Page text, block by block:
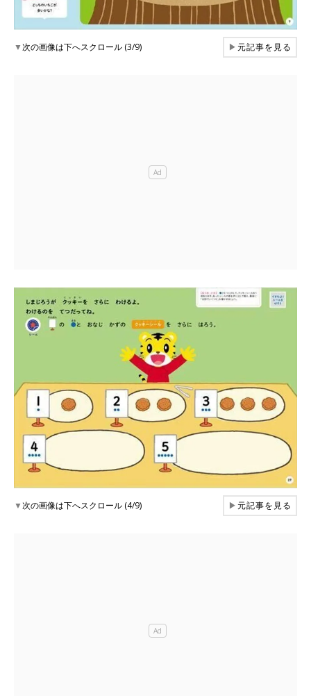
▼次の画像は下へスクロール (3/9) ▶元記事を見る
▼次の画像は下へスクロール (4/9) ▶元記事を見る